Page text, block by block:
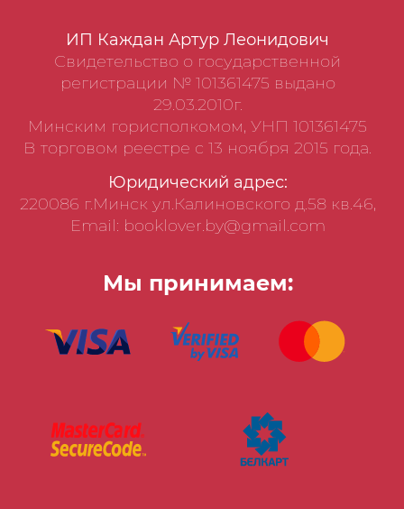
ИП Каждан Артур Леонидович
Свидетельство о государственной
регистрации № 101361475 выдано
29.03.2010г.
Минским горисполкомом, УНП 101361475
В торговом реестре с 13 ноября 2015 года.
Юридический адрес:
220086 г.Минск ул.Калиновского д.58 кв.46,
Email: booklover.by@gmail.com
Мы принимаем: